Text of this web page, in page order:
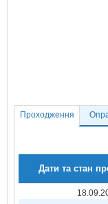
Проходження
Дати та стан